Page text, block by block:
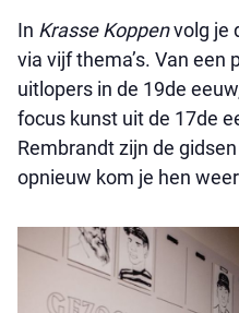
In Krasse Koppenvolg je
via vijf thema’s. Van een
uitlopers in de 19de
focus kunst uit de 17de
Rembrandt zijn de
opnieuw kom je hen